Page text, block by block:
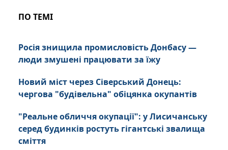
ПО ТЕМІ
Росія знищила промисловість Донбасу —
люди змушені працювати за їжу
Новий міст через Сіверський Донець:
чергова "будівельна" обіцянка окупантів
"Реальне обличчя окупації": у Лисичанську
серед будинків ростуть гігантські звалища
сміття